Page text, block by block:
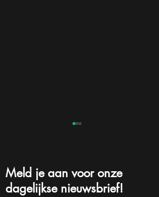
Meld je aan voor onze
dagelijkse nieuwsbrief!